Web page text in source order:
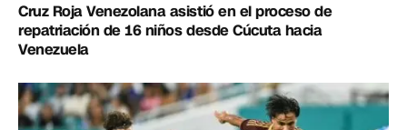
Cruz Roja Venezolana asistió en el proceso de
repatriación de 16 niños desde Cúcuta hacia
Venezuela